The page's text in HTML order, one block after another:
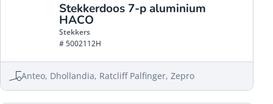
Stekkerdoos 7-p aluminium
HACO
Stekkers
# 5002112H
Anteo, Dhollandia, Ratcliff Palfinger, Zepro